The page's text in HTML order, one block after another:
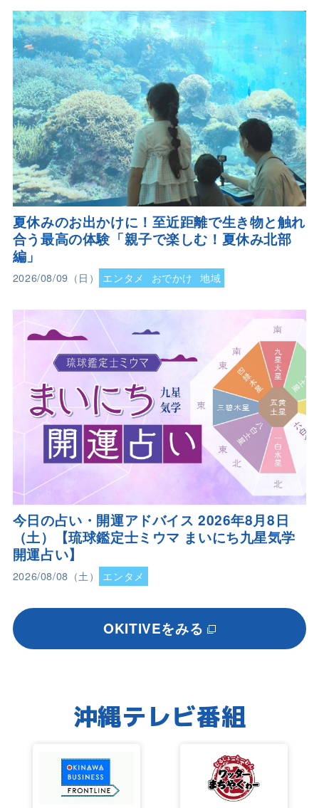
夏休みのお出かけに！至近距離で生き物と触れ
合う最高の体験「親子で楽しむ！夏休み北部
編」
2026/08/09（日） エンタメ おでかけ 地域
今日の占い・開運アドバイス 2026年8月8日
（土）【琉球鑑定士ミウマ まいにち九星気学
開運占い】
2026/08/08（土） エンタメ
OKITIVEをみる
沖縄テレビ番組